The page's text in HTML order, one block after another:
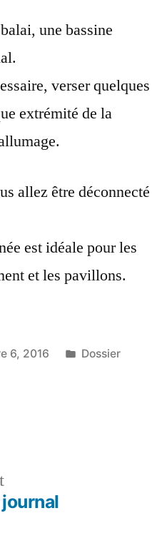
une bassine
verser quelques
extrémité de la
allez être déconnecté
est idéale pour les
et les pavillons.
6, 2016
Publié
Dossier
Article
précédent :